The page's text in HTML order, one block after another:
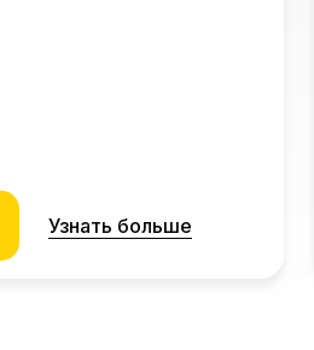
Узнать больше